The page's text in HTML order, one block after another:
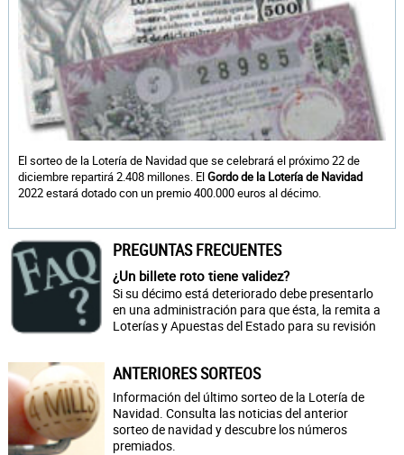
El sorteo de la Lotería de Navidad que se celebrará el próximo 22 de
diciembre repartirá 2.408 millones. ElGordo de la Lotería de Navidad
2022 estará dotado con un premio 400.000 euros al décimo.
PREGUNTAS FRECUENTES
¿Un billete roto tiene validez?
Si su décimo está deteriorado debe presentarlo
en una administración para que ésta, la remita a
Loterías y Apuestas del Estado para su revisión
ANTERIORES SORTEOS
Información del último sorteo de la Lotería de
Navidad. Consulta las noticias del anterior
sorteo de navidad y descubre los números
premiados.